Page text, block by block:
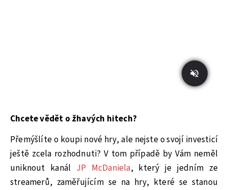
Chcete vědět o žhavých hitech?
Přemýšlíte o koupi nové hry, ale nejste o svojí investicí
ještě zcela rozhodnuti? V tom případě by Vám neměl
uniknout kanál JP McDaniela, který je jedním ze
streamerů, zaměřujícím se na hry, které se stanou